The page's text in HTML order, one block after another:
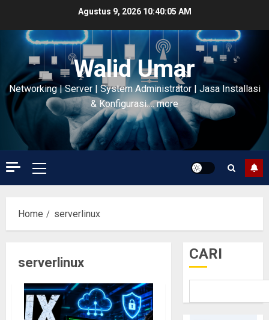
content
Agustus 9, 2026 10:40:06 AM
Walid Umar
Networking | Server | System Administrator | Jasa Installasi
& Konfigurasi…. more
Primary
Menu
Home serverlinux
serverlinux
CARI